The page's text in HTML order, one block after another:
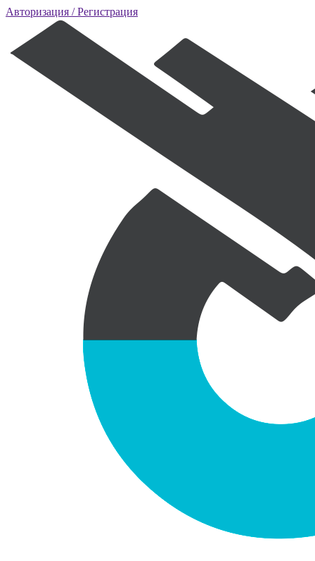
Авторизация / Регистрация